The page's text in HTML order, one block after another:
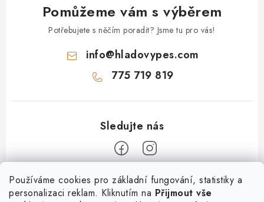
Používáme cookies pro základní fungování, statistiky a
personalizaci reklam. Kliknutím na Přijmout vše
Pomůžeme vám s výběrem
Potřebujete s něčím poradit? Jsme tu pro vás!
info@hladovypes.com
775 719 819